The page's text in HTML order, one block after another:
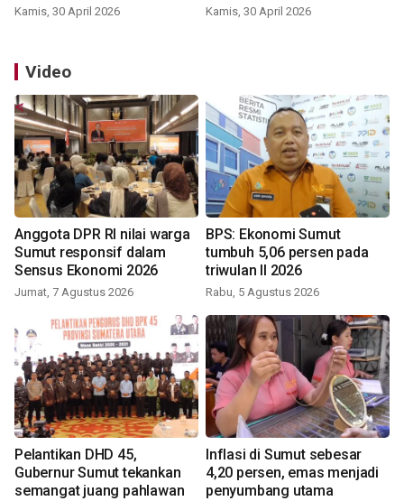
Kamis, 30 April 2026 Kamis, 30 April 2026
Video
Anggota DPR RI nilai warga
Sumut responsif dalam
Sensus Ekonomi 2026
Jumat, 7 Agustus 2026
BPS: Ekonomi Sumut
tumbuh 5,06 persen pada
triwulan II 2026
Rabu, 5 Agustus 2026
Pelantikan DHD 45,
Gubernur Sumut tekankan
semangat juang pahlawan
Inflasi di Sumut sebesar
4,20 persen, emas menjadi
penyumbang utama